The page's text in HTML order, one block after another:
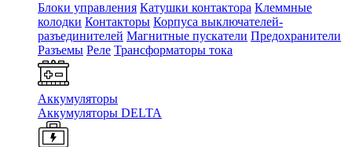
Блоки управления Катушки контактора Клеммные
колодки Контакторы Корпуса выключателей-
разъединителей Магнитные пускатели Предохранители
Разъемы Реле Трансформаторы тока
Аккумуляторы
Аккумуляторы DELTA